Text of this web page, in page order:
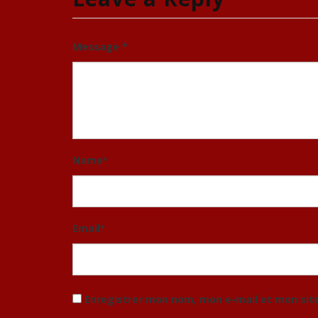
Message *
Name*
Email*
Enregistrer mon nom, mon e-mail et mon